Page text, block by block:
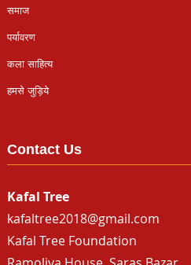
समाज
पर्यावरण
कला साहित्य
हमसे जुड़िये
Contact Us
Kafal Tree
kafaltree2018@gmail.com
Kafal Tree Foundation